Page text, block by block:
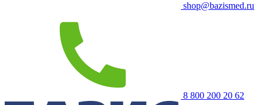
shop@bazismed.ru
8 800 200 20 62